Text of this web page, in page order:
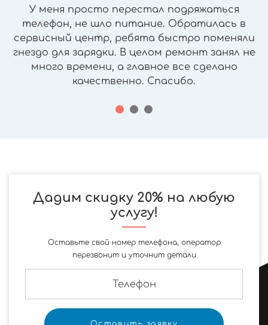
У меня просто перестал подряжаться
телефон, не шло питание. Обратилась в
сервисный центр, ребята быстро поменяли
гнездо для зарядки. В целом ремонт занял не
много времени, а главное все сделано
качественно. Спасибо.
Дадим скидку 20% на любую
услугу!
Оставьте свой номер телефона, оператор
перезвонит и уточнит детали